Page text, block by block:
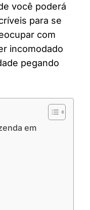
você poderá
para se
com
incomodado
pegando
em